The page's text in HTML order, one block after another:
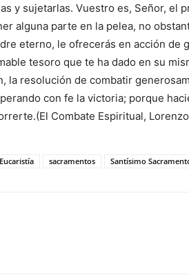
y sujetarlas. Vuestro es, Señor, el
alguna parte en la pelea, no
eterno, le ofrecerás en acción de
tesoro que te ha dado en su
la resolución de combatir
con fe la victoria; porque
Combate Espiritual,
sacramentos Santísimo